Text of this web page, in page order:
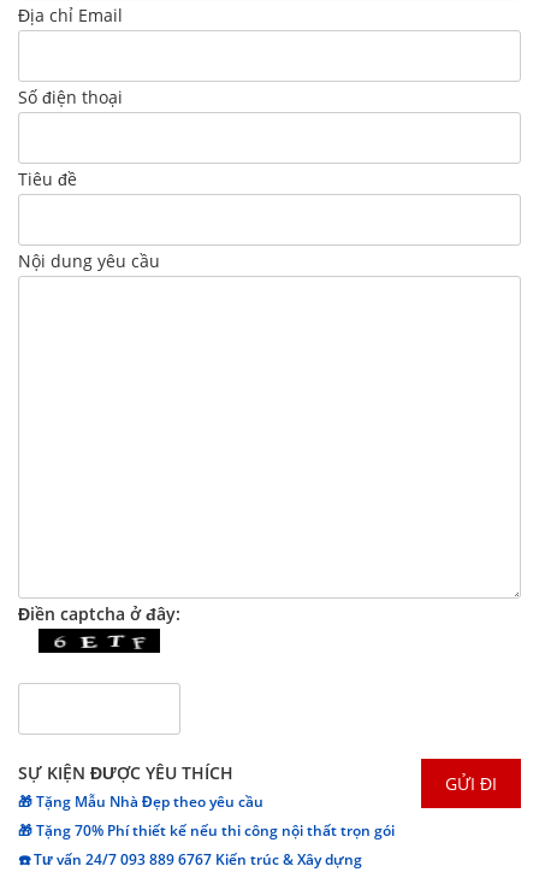
Địa chỉ Email
Số điện thoại
Tiêu đề
Nội dung yêu cầu
Điền captcha ở đây:
SỰ KIỆN ĐƯỢC YÊU THÍCH
🎁 Tặng Mẫu Nhà Đẹp theo yêu cầu
🎁 Tặng 70% Phí thiết kế nếu thi công nội thất trọn gói
☎️ Tư vấn 24/7 093 889 6767 Kiến trúc & Xây dựng